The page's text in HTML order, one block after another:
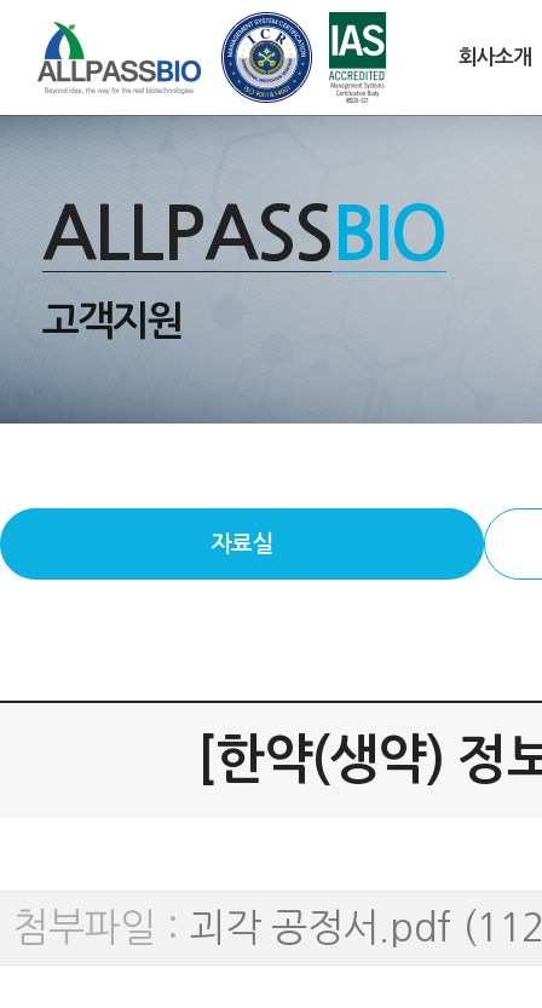
회사소개
ALLPASS BIO
고객지원
자료실
[한약(생약)
첨부파일 : 괴각 공정서.pdf